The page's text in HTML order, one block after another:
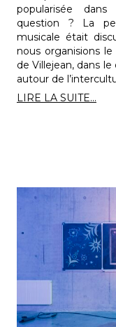
popularisée
question ? La
musicale était
nous organisions
de Villejean, dans
autour de
LIRE LA SUITE...